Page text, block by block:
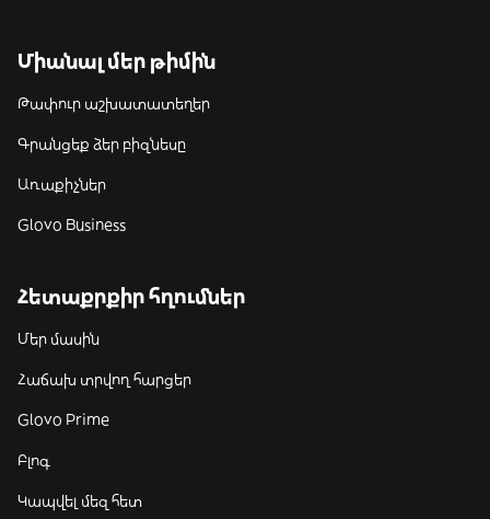
Միանալ մեր թիմին
Թափուր աշխատատեղեր
Գրանցեք ձեր բիզնեսը
Առաքիչներ
Glovo Business
Հետաքրքիր հղումներ
Մեր մասին
Հաճախ տրվող հարցեր
Glovo Prime
Բլոգ
Կապվել մեզ հետ